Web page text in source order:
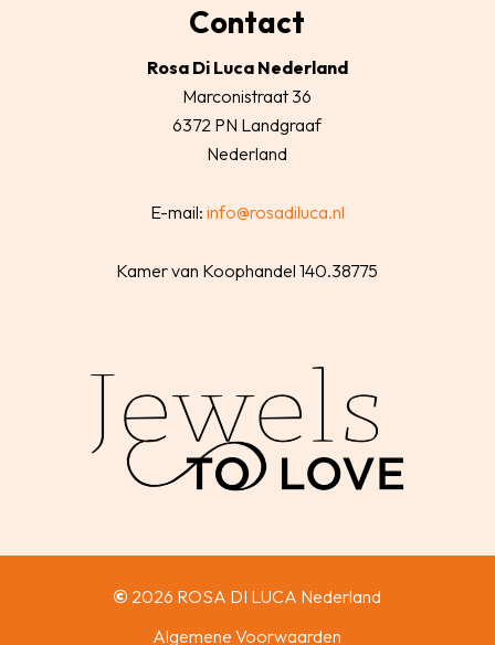
Contact
Rosa Di Luca Nederland
Marconistraat 36
6372 PN Landgraaf
Nederland
E-mail: info@rosadiluca.nl
Kamer van Koophandel 140.38775
© 2026 ROSA DI LUCA Nederland
Algemene Voorwaarden